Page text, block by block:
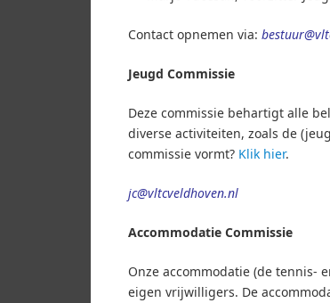
Contact opnemen via:
Jeugd Commissie
Deze commissie behartigt alle
diverse activiteiten, zoals de
commissie vormt? Klik hier.
jc@vltcveldhoven.nl
Accommodatie Commissie
Onze accommodatie (de tennis-
eigen vrijwilligers. De